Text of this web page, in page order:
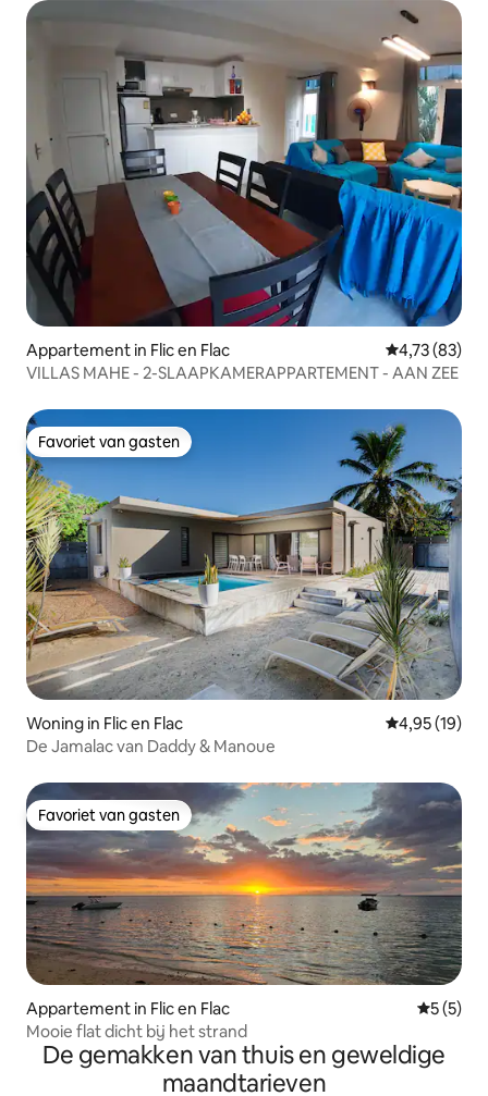
Appartement in Flic en Flac Gemiddelde
4,73 (83)
VILLAS MAHE - 2-SLAAPKAMERAPPARTEMENT - AAN ZEE
Favoriet van gasten
Favoriet van gasten
Woning in Flic en Flac Gemiddelde
4,95 (19)
De Jamalac van Daddy & Manoue
Favoriet van gasten
Favoriet van gasten
Appartement in Flic en Flac
5 (5)
Mooie flat dicht bij het strand
De gemakken van thuis en geweldige
maandtarieven